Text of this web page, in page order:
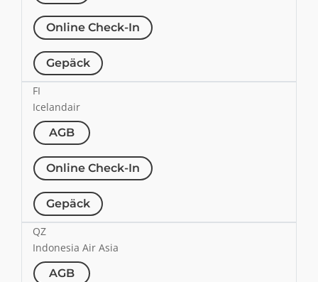
Online Check-In
Gepäck
FI
Icelandair
AGB
Online Check-In
Gepäck
QZ
Indonesia Air Asia
AGB